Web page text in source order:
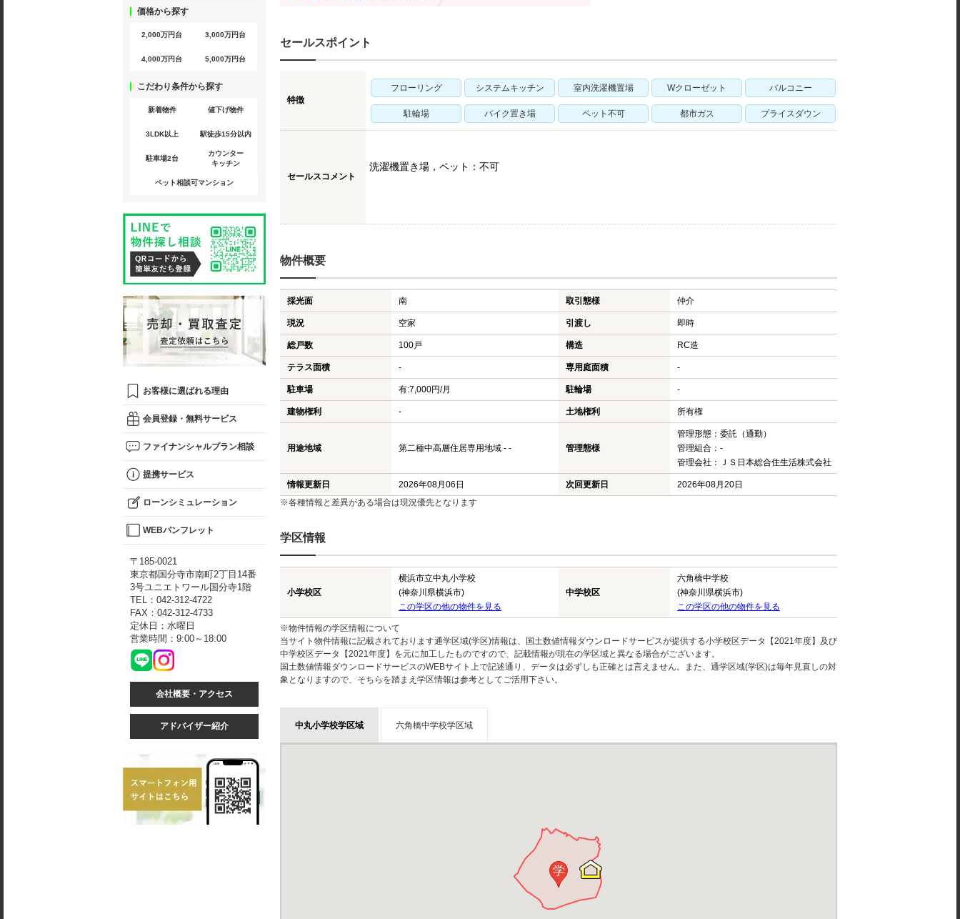
セールスポイント
特徴
フローリング システムキッチン 室内洗濯機置場 Wクローゼット バルコニー
駐輪場 バイク置き場 ペット不可 都市ガス プライスダウン
セールスコメント
洗濯機置き場，ペット：不可
物件概要
採光面 南 取引態様 仲介
現況 空家 引渡し 即時
総戸数 100戸 構造 RC造
テラス面積 - 専用庭面積 -
駐車場 有:7,000円/月 駐輪場 -
建物権利 - 土地権利 所有権
用途地域 第二種中高層住居専用地域 - - 管理態様
管理形態：委託（通勤）
管理組合：-
管理会社：ＪＳ日本総合住生活株式会社
情報更新日 2026年08月06日 次回更新日
2026年08月20日
※各種情報と差異がある場合は現況優先となります
学区情報
小学校区
横浜市立中丸小学校
(神奈川県横浜市)
この学区の他の物件を見る
中学校区
六角橋中学校
(神奈川県横浜市)
この学区の他の物件を見る
※物件情報の学区情報について
当サイト物件情報に記載されております通学区域(学区)情報は、国土数値情報ダウンロードサービスが提供する小学校区データ【2021年度】及び
中学校区データ【2021年度】を元に加工したものですので、記載情報が現在の学区域と異なる場合がございます。
国土数値情報ダウンロードサービスのWEBサイト上で記述通り、データは必ずしも正確とは言えません。また、通学区域(学区)は毎年見直しの対
象となりますので、そちらを踏まえ学区情報は参考としてご活用下さい。
中丸小学校学区域 六角橋中学校学区域
学
価格から探す
2,000万円台 3,000万円台
4,000万円台 5,000万円台
こだわり条件から探す
新着物件 値下げ物件
3LDK以上 駅徒歩15分以内
駐車場2台
カウンター
キッチン
ペット相談可マンション
お客様に選ばれる理由
会員登録・無料サービス
ファイナンシャルプラン相談
提携サービス
ローンシミュレーション
WEBパンフレット
〒185-0021
東京都国分寺市南町2丁目14番
3号ユニエトワール国分寺1階
TEL：042-312-4722
FAX：042-312-4733
定休日：水曜日
営業時間：9:00～18:00
会社概要・アクセス
アドバイザー紹介